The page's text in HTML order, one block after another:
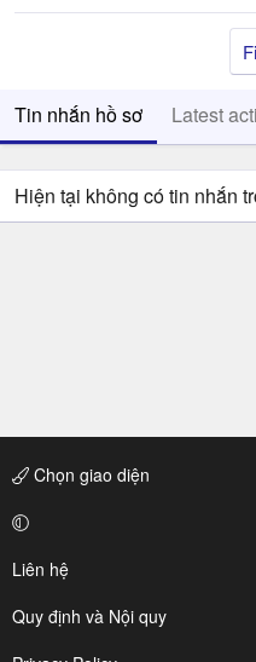
Tin nhắn hồ sơ Latest
Hiện tại không có tin nhắn
Chọn giao diện
Liên hệ
Quy định và Nội quy